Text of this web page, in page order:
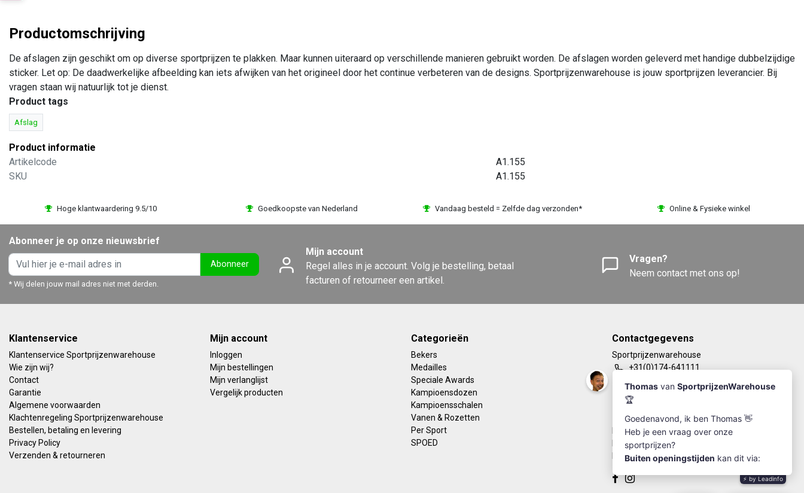
Productomschrijving
De afslagen zijn geschikt om op diverse sportprijzen te plakken. Maar kunnen uiteraard op verschillende manieren gebruikt worden. De afslagen worden geleverd met handige dubbelzijdige
sticker. Let op: De daadwerkelijke afbeelding kan iets afwijken van het origineel door het continue verbeteren van de designs. Sportprijzenwarehouse is jouw sportprijzen leverancier. Bij
vragen staan wij natuurlijk tot je dienst.
Product tags
Afslag
Product informatie
Artikelcode
A1.155
SKU
A1.155
Hoge klantwaardering 9.5/10 Goedkoopste van Nederland Vandaag besteld = Zelfde dag verzonden* Online & Fysieke winkel
Abonneer je op onze nieuwsbrief
Abonneer
* Wij delen jouw mail adres niet met derden.
Mijn account
Regel alles in je account. Volg je bestelling, betaal
facturen of retourneer een artikel.
Vragen?
Neem contact met ons op!
Klantenservice
Klantenservice Sportprijzenwarehouse
Wie zijn wij?
Contact
Garantie
Algemene voorwaarden
Klachtenregeling Sportprijzenwarehouse
Bestellen, betaling en levering
Privacy Policy
Verzenden & retourneren
Mijn account
Inloggen
Mijn bestellingen
Mijn verlanglijst
Vergelijk producten
Categorieën
Bekers
Medailles
Speciale Awards
Kampioensdozen
Kampioensschalen
Vanen & Rozetten
Per Sport
SPOED
Contactgegevens
Sportprijzenwarehouse
+31(0)174-641111
info@sportprijzenwarehouse.nl
Kleine Woerdlaan 19
KvK Number: 63249286
BTW-number: NL002184030B77
Bankrekening: NL67RABO0125923279